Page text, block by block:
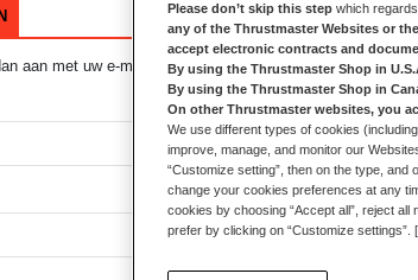
aan met uw e-mailadres.
Please don’t skip this step which
any of the Thrustmaster Websites or
accept electronic contracts and
By using the Thrustmaster Shop in
By using the Thrustmaster Shop in
On other Thrustmaster websites, you
We use different types of cookies
improve, manage, and monitor our
“Customize setting”, then on the type, and
change your cookies preferences at any
cookies by choosing “Accept all”, reject
prefer by clicking on “Customize settings”.